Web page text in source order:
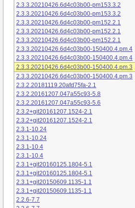
2.3.3.20210426.6d4c03b00-pm153.3.2
2.3.3.20210426.6d4c03b00-pm153.3.2
2.3.3.20210426.6d4c03b00-pm152.2.1
2.3.3.20210426.6d4c03b00-pm152.2.1
2.3.3.20210426.6d4c03b00-pm152.2.1
2.3.3.20210426.6d4c03b00-150400.4.pm.4
2.3.3.20210426.6d4c03b00-150400.4.pm.4
2.3.3.20210426.6d4c03b00-150400.4.pm.3
2.3.3.20210426.6d4c03b00-150400.4.pm.3
2.3.2.20181119.20afd75fa-2.1
2.3.2.20161207.047a55c93-5.8
2.3.2.20161207.047a55c93-5.6
2.3.2+git20161207.1524-2.1
2.3.2+git20161207.1524-2.1
2.3.1-10.24
2.3.1-10.24
2.3.1-10.4
2.3.1-10.4
2.3.1+git20160125.1804-5.1
2.3.1+git20160125.1804-5.1
2.3.1+git20150609.1135-1.1
2.3.1+git20150609.1135-1.1
2.2.6-7.7